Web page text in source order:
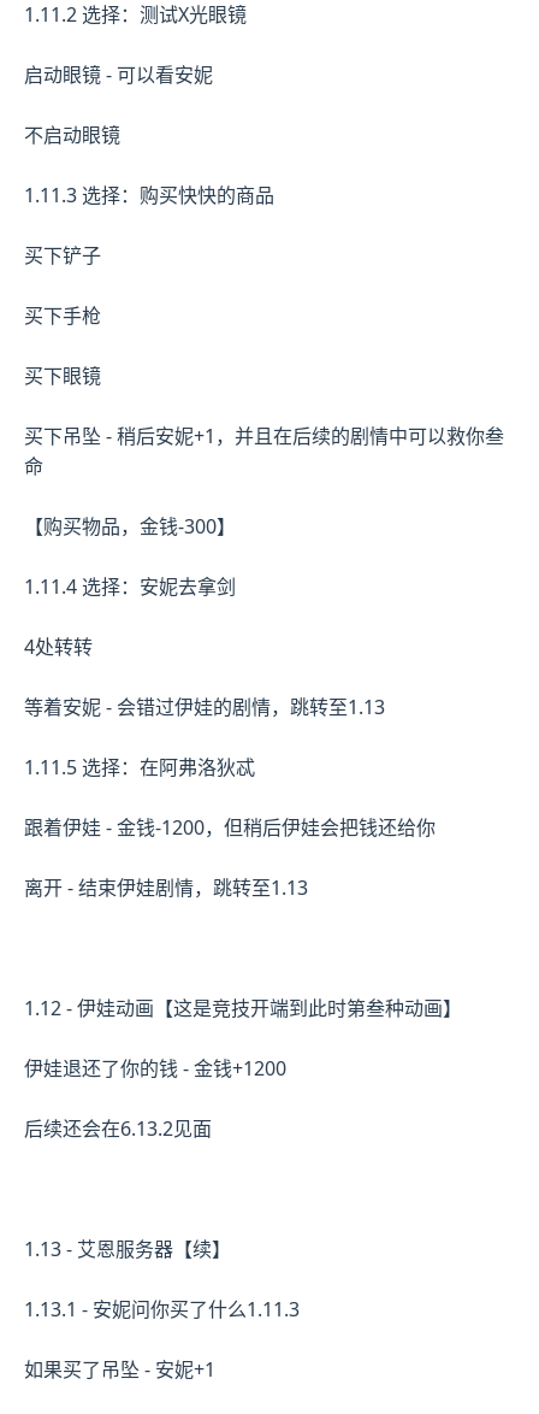
1.11.2 选择：测试X光眼镜
启动眼镜 - 可以看安妮
不启动眼镜
1.11.3 选择：购买快快的商品
买下铲子
买下手枪
买下眼镜
买下吊坠 - 稍后安妮+1，并且在后续的剧情中可以救你叁
命
【购买物品，金钱-300】
1.11.4 选择：安妮去拿剑
4处转转
等着安妮 - 会错过伊娃的剧情，跳转至1.13
1.11.5 选择：在阿弗洛狄忒
跟着伊娃 - 金钱-1200，但稍后伊娃会把钱还给你
离开 - 结束伊娃剧情，跳转至1.13
1.12 - 伊娃动画【这是竞技开端到此时第叁种动画】
伊娃退还了你的钱 - 金钱+1200
后续还会在6.13.2见面
1.13 - 艾恩服务器【续】
1.13.1 - 安妮问你买了什么1.11.3
如果买了吊坠 - 安妮+1